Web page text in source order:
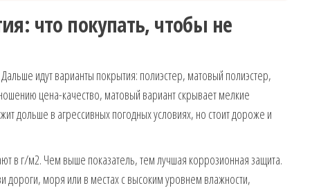
что покупать, чтобы не
идут варианты покрытия: полиэстер, матовый полиэстер,
цена-качество, матовый вариант скрывает мелкие
дольше в агрессивных погодных условиях, но стоит дороже и
в г/м2. Чем выше показатель, тем лучшая коррозионная защита.
дороги, моря или в местах с высоким уровнем влажности,